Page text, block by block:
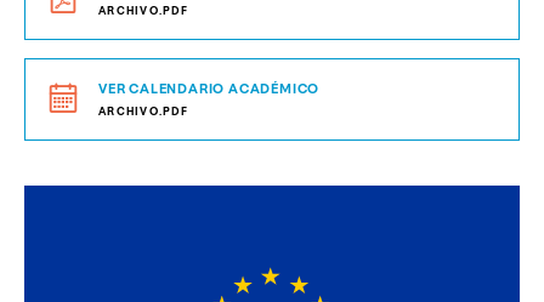
ARCHIVO.PDF
VER CALENDARIO ACADÉMICO
ARCHIVO.PDF